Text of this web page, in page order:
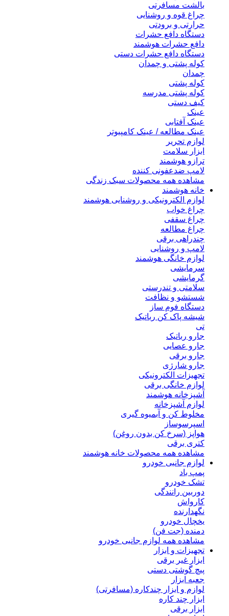
بالشت مسافرتی
چراغ قوه و روشنایی
حرارتی و برودتی
دستگاه دافع حشرات
دافع حشرات هوشمند
دستگاه دافع حشرات دستی
کوله پشتی و چمدان
چمدان
کوله پشتی
کوله پشتی مدرسه
کیف دستی
عینک
عینک آفتابی
عینک مطالعه / عینک کامپیوتر
لوازم تحریر
ابزار سلامت
ترازو هوشمند
لامپ ضدعفونی کننده
مشاهده همه محصولات سبک زندگی
خانه هوشمند
لوازم الکترونیکی و روشنایی هوشمند
چراغ خواب
چراغ سقفی
چراغ مطالعه
چندراهی برقی
لامپ و روشنایی
لوازم خانگی هوشمند
سرمایشی
گرمایشی
سلامتی و تندرستی
شستشو و نظافت
دستگاه فوم ساز
شیشه پاک کن رباتیک
تی
جارو رباتیک
جارو عصایی
جارو برقی
جارو شارژی
تجهیزات الکترونیکی
لوازم خانگی برقی
آشپزخانه هوشمند
لوازم آشپزخانه
مخلوط کن و آبمیوه گیری
اسپرسوساز
هواپز (سرخ کن بدون روغن)
کتری برقی
مشاهده همه محصولات خانه هوشمند
لوازم جانبی خودرو
پمپ باد
تشک خودرو
دوربین رانندگی
کارواش
نگهدارنده
یخچال خودرو
دمنده (جت فن)
مشاهده همه لوازم جانبی خودرو
تجهیزات و ابزار
ابزار غیر برقی
پیچ گوشتی دستی
جعبه ابزار
لوازم و ابزار چندکاره (مسافرتی)
ابزار چند کاره
ابزار برقی